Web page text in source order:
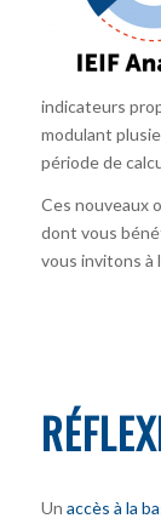
indicateurs
modulant
période de
Ces nouveaux
dont vous
vous invitons à
Un accès à la